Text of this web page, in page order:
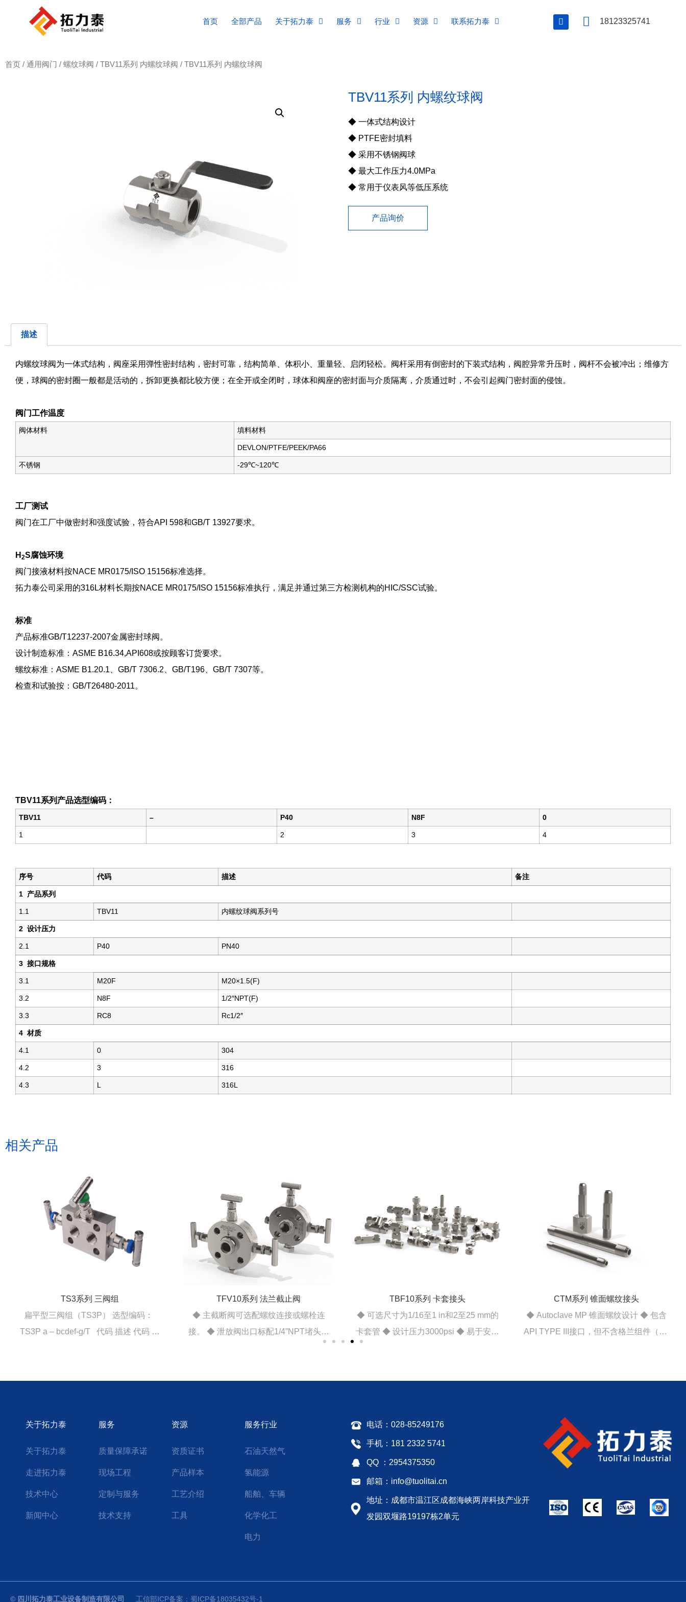
首页 全部产品 关于拓力泰 服务 行业 资源 联系拓力泰 18123325741
首页 / 通用阀门 / 螺纹球阀 / TBV11系列 内螺纹球阀 / TBV11系列 内螺纹球阀
TBV11系列 内螺纹球阀
◆ 一体式结构设计
◆ PTFE密封填料
◆ 采用不锈钢阀球
◆ 最大工作压力4.0MPa
◆ 常用于仪表风等低压系统
产品询价
描述
内螺纹球阀为一体式结构，阀座采用弹性密封结构，密封可靠，结构简单、体积小、重量轻、启闭轻松。阀杆采用有倒密封的下装式结构，阀腔异常升压时，阀杆不会被冲出；维修方
便，球阀的密封圈一般都是活动的，拆卸更换都比较方便；在全开或全闭时，球体和阀座的密封面与介质隔离，介质通过时，不会引起阀门密封面的侵蚀。
阀门工作温度
阀体材料 填料材料
DEVLON/PTFE/PEEK/PA66
不锈钢 -29℃~120℃
工厂测试
阀门在工厂中做密封和强度试验，符合API 598和GB/T 13927要求。
H 2S腐蚀环境
阀门接液材料按NACE MR0175/ISO 15156标准选择。
拓力泰公司采用的316L材料长期按NACE MR0175/ISO 15156标准执行，满足并通过第三方检测机构的HIC/SSC试验。
标准
产品标准GB/T12237-2007金属密封球阀。
设计制造标准：ASME B16.34,API608或按顾客订货要求。
螺纹标准：ASME B1.20.1、GB/T 7306.2、GB/T196、GB/T 7307等。
检查和试验按：GB/T26480-2011。
TBV11系列产品选型编码：
TBV11 – P40 N8F 0
1 2 3 4
序号 代码 描述 备注
1 产品系列
1.1 TBV11 内螺纹球阀系列号
2 设计压力
2.1 P40 PN40
3 接口规格
3.1 M20F M20×1.5(F)
3.2 N8F 1/2″NPT(F)
3.3 RC8 Rc1/2″
4 材质
4.1 0 304
4.2 3 316
4.3 L 316L
相关产品
TS3系列 三阀组
扁平型三阀组（TS3P） 选型编码：
TS3P a – bcdef-g/T 代码 描述 代码 描
堵头...
TFV10系列 法兰截止阀
◆ 主截断阀可选配螺纹连接或螺栓连
接。 ◆ 泄放阀出口标配1/4”NPT堵头。
仪表正向安装。 ◆ 附加要求“-DBB”即为
TBF10系列 卡套接头
◆ 可选尺寸为1/16至1 in和2至25 mm的
卡套管 ◆ 设计压力3000psi ◆ 易于安装
螺纹作镀银处理
CTM系列 锥面螺纹接头
◆ Autoclave MP 锥面螺纹设计 ◆ 包含
API TYPE III接口，但不含格兰组件（GL
头均不含格兰组件
关于拓力泰
关于拓力泰
走进拓力泰
技术中心
新闻中心
服务
质量保障承诺
现场工程
定制与服务
技术支持
资源
资质证书
产品样本
工艺介绍
工具
服务行业
石油天然气
氢能源
船舶、车辆
化学化工
电力
电话：028-85249176
手机：181 2332 5741
QQ ：2954375350
邮箱：info@tuolitai.cn
地址：成都市温江区成都海峡两岸科技产业开
发园双堰路19197栋2单元
© 四川拓力泰工业设备制造有限公司 工信部ICP备案：蜀ICP备18035432号-1